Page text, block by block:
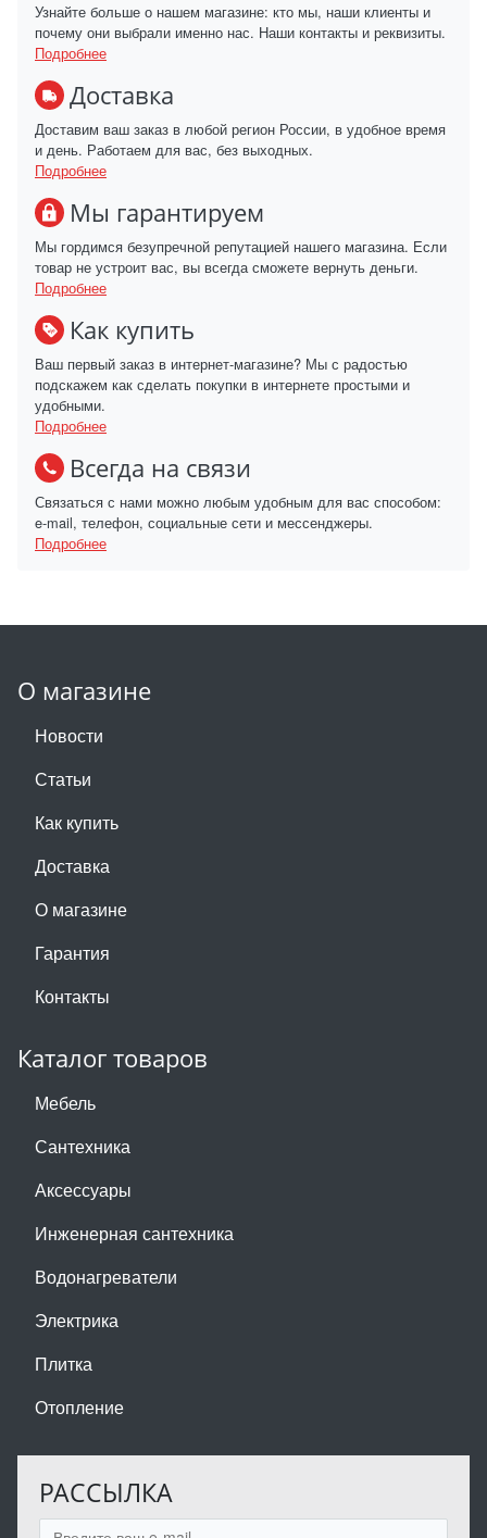
Узнайте больше о нашем магазине: кто мы, наши клиенты и
почему они выбрали именно нас. Наши контакты и реквизиты.
Подробнее
Доставка
Доставим ваш заказ в любой регион России, в удобное время
и день. Работаем для вас, без выходных.
Подробнее
Мы гарантируем
Мы гордимся безупречной репутацией нашего магазина. Если
товар не устроит вас, вы всегда сможете вернуть деньги.
Подробнее
Как купить
Ваш первый заказ в интернет-магазине? Мы с радостью
подскажем как сделать покупки в интернете простыми и
удобными.
Подробнее
Всегда на связи
Связаться с нами можно любым удобным для вас способом:
e-mail, телефон, социальные сети и мессенджеры.
Подробнее
О магазине
Новости
Статьи
Как купить
Доставка
О магазине
Гарантия
Контакты
Каталог товаров
Мебель
Сантехника
Аксессуары
Инженерная сантехника
Водонагреватели
Электрика
Плитка
Отопление
РАССЫЛКА